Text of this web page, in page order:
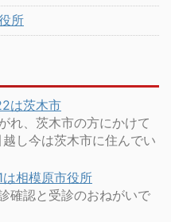
所
は茨木市
れ、茨木市の方にかけて
し今は茨木市に住んでい
相模原市役所
確認と受診のおねがいで